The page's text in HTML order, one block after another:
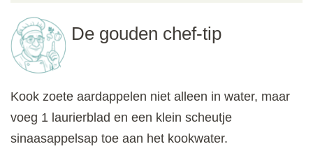
De gouden chef-tip
Kook zoete aardappelen niet alleen in water, maar
voeg 1 laurierblad en een klein scheutje
sinaasappelsap toe aan het kookwater.